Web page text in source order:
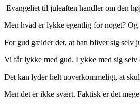
Evangeliet til juleaften handler om den
Men hvad er lykke egentlig for noget?
For gud gælder det, at han bliver sig selv
Vi får lykke med gud. Lykke med sig selv
Det kan lyder helt uoverkommeligt, at
Men det er ikke svært. Faktisk er det